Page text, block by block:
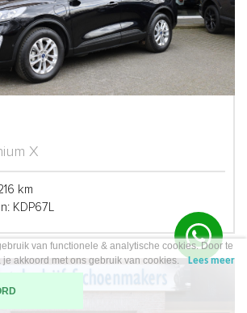
X
km
KDP67L
van functionele & analytische cookies. Door te
je akkoord met ons gebruik van cookies.
Lees meer